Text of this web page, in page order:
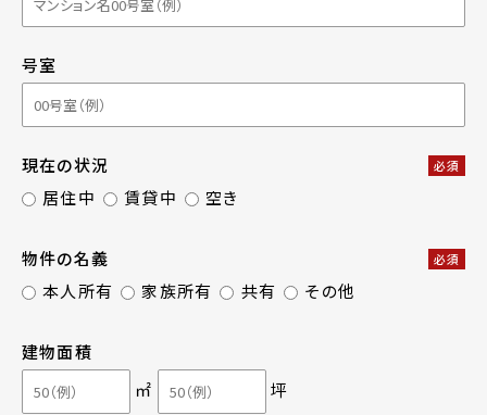
号室
現在の状況 必須
居住中 賃貸中 空き
物件の名義 必須
本人所有 家族所有 共有 その他
建物面積
㎡
坪